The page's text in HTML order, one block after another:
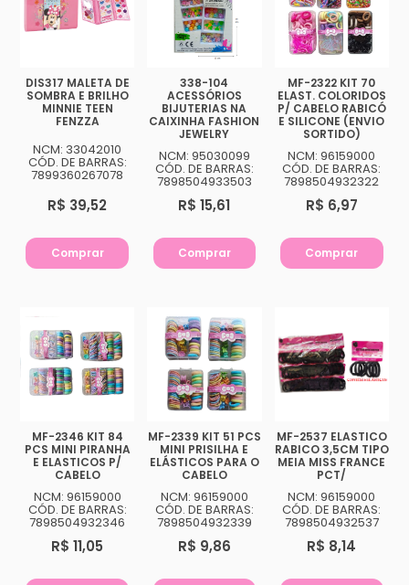
DIS317 MALETA DE
SOMBRA E BRILHO
MINNIE TEEN
FENZZA
NCM: 33042010
CÓD. DE BARRAS:
7899360267078
R$ 39,52
Comprar
338-104
ACESSÓRIOS
BIJUTERIAS NA
CAIXINHA FASHION
JEWELRY
NCM: 95030099
CÓD. DE BARRAS:
7898504933503
R$ 15,61
Comprar
MF-2322 KIT 70
ELAST. COLORIDOS
P/ CABELO RABICÓ
E SILICONE (ENVIO
SORTIDO)
NCM: 96159000
CÓD. DE BARRAS:
7898504932322
R$ 6,97
Comprar
MF-2346 KIT 84
PCS MINI PIRANHA
E ELASTICOS P/
CABELO
NCM: 96159000
CÓD. DE BARRAS:
7898504932346
R$ 11,05
MF-2339 KIT 51 PCS
MINI PRISILHA E
ELÁSTICOS PARA O
CABELO
NCM: 96159000
CÓD. DE BARRAS:
7898504932339
R$ 9,86
MF-2537 ELASTICO
RABICO 3,5CM TIPO
MEIA MISS FRANCE
PCT/
NCM: 96159000
CÓD. DE BARRAS:
7898504932537
R$ 8,14